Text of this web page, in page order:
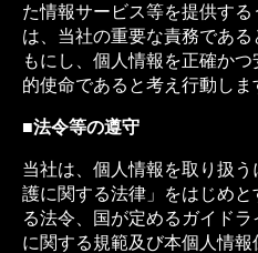
た情報サービス等を提供す
は、当社の重要な責務であ
もにし、個人情報を正確か
的使命であると考え行動しま
■法令等の遵守
当社は、個人情報を取り扱
護に関する法律」をはじめ
る法令、国が定めるガイド
に関する規範及び本個人情報